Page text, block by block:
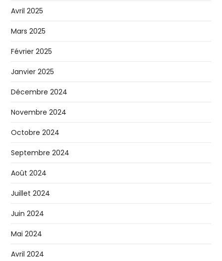
Avril 2025
Mars 2025
Février 2025
Janvier 2025
Décembre 2024
Novembre 2024
Octobre 2024
Septembre 2024
Août 2024
Juillet 2024
Juin 2024
Mai 2024
Avril 2024